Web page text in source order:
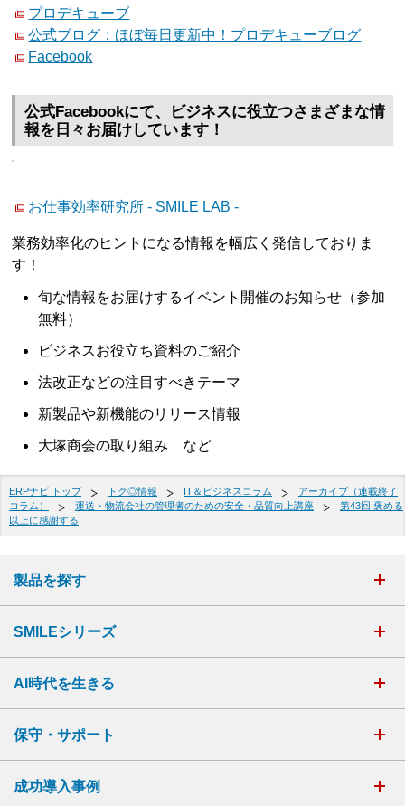
プロデキューブ
公式ブログ：ほぼ毎日更新中！プロデキューブログ
Facebook
公式Facebookにて、ビジネスに役立つさまざまな情
報を日々お届けしています！
お仕事効率研究所 - SMILE LAB -
業務効率化のヒントになる情報を幅広く発信しておりま
す！
旬な情報をお届けするイベント開催のお知らせ（参加
無料）
ビジネスお役立ち資料のご紹介
法改正などの注目すべきテーマ
新製品や新機能のリリース情報
大塚商会の取り組み など
ERPナビ トップ トク◎情報 IT＆ビジネスコラム
アーカイブ（連載終了
コラム）
運送・物流会社の管理者のための安全・品質向上講座
第43回 褒める
以上に感謝する
製品を探す
SMILEシリーズ
AI時代を生きる
保守・サポート
成功導入事例